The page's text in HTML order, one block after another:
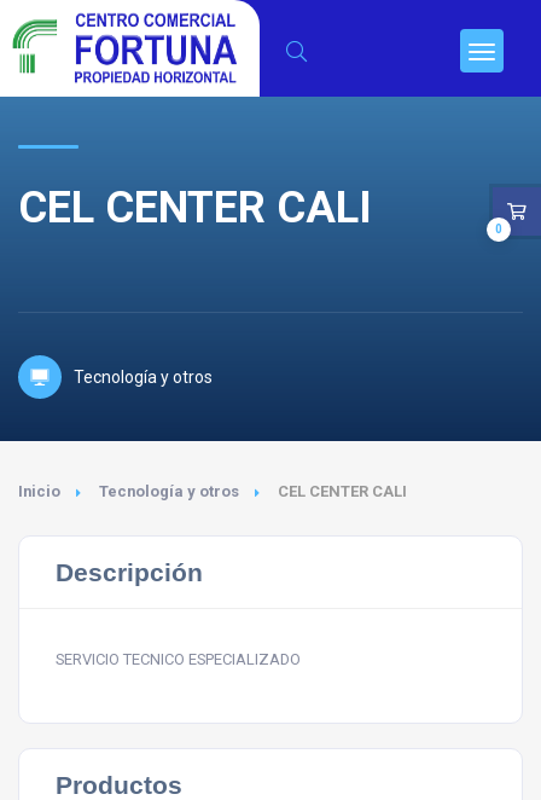
CEL CENTER CALI
Tecnología y otros
Inicio Tecnología y otros CEL CENTER CALI
Descripción
SERVICIO TECNICO ESPECIALIZADO
Productos
0